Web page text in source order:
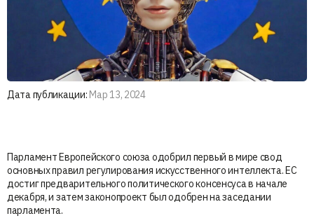
Дата публикации: Мар 13, 2024
Парламент Европейского союза одобрил первый в мире свод
основных правил регулирования искусственного интеллекта. ЕС
достиг предварительного политического консенсуса в начале
декабря, и затем законопроект был одобрен на заседании
парламента.